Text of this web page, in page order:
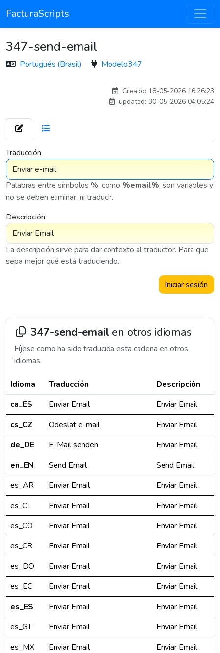
FacturaScripts
347-send-email
Portugués (Brasil) Modelo347
Creado: 18-05-2026 16:26:23
updated: 30-05-2026 04:05:24
Traducción
Palabras entre símbolos %, como %email%, son variables y
no se deben eliminar, ni traducir.
Descripción
La descripción sirve para dar contexto al traductor. Para que
sepa mejor qué está traduciendo.
Iniciar sesión
347-send-email en otros idiomas
Fíjese como ha sido traducida esta cadena en otros
idiomas.
Idioma Traducción
Descripción
ca_ES
Enviar Email
Enviar Email
cs_CZ
Odeslat e-mail
Enviar Email
de_DE
E-Mail senden
Enviar Email
en_EN
Send Email
Send Email
es_AR
Enviar Email
Enviar Email
es_CL
Enviar Email
Enviar Email
es_CO
Enviar Email
Enviar Email
es_CR
Enviar Email
Enviar Email
es_DO
Enviar Email
Enviar Email
es_EC
Enviar Email
Enviar Email
es_ES
Enviar Email
Enviar Email
es_GT
Enviar Email
Enviar Email
es_MX
Enviar Email
Enviar Email